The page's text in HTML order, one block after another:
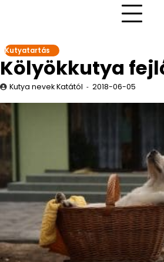
Kutyatartás
Kölyökkutya
Kutya nevek Katától 2018-06-05